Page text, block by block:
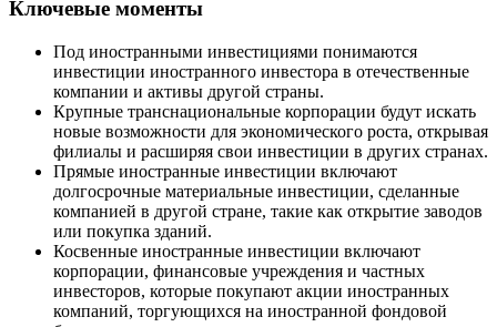
Ключевые моменты
Под иностранными инвестициями понимаются
инвестиции иностранного инвестора в отечественные
компании и активы другой страны.
Крупные транснациональные корпорации будут искать
новые возможности для экономического роста, открывая
филиалы и расширяя свои инвестиции в других странах.
Прямые иностранные инвестиции включают
долгосрочные материальные инвестиции, сделанные
компанией в другой стране, такие как открытие заводов
или покупка зданий.
Косвенные иностранные инвестиции включают
корпорации, финансовые учреждения и частных
инвесторов, которые покупают акции иностранных
компаний, торгующихся на иностранной фондовой